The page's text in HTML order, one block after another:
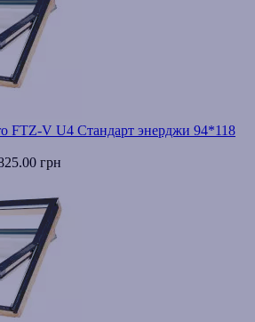
FTZ-V U4 Стандарт энерджи 94*118
грн